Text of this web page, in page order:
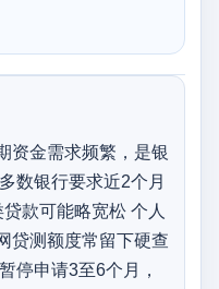
资金需求频繁，是银
数银行要求近2个月
款可能略宽松 个人
贷测额度常留下硬查
停申请3至6个月，